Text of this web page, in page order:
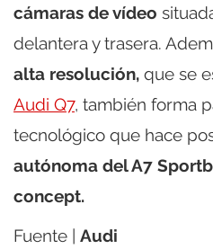
cámaras de vídeo
delantera y trasera.
alta resolución, que se
Audi Q7, también forma
tecnológico que hace
autónoma del A7
concept.
Fuente | Audi